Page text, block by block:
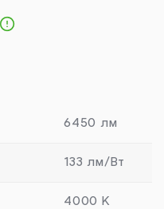
6450 лм
133 лм/Вт
4000 К